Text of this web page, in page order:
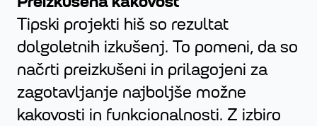
Tipski projekti hiš so rezultat
dolgoletnih izkušenj. To pomeni, da so
načrti preizkušeni in prilagojeni za
zagotavljanje najboljše možne
kakovosti in funkcionalnosti. Z izbiro